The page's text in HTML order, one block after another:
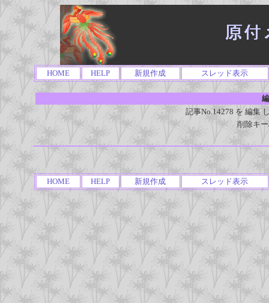
HOME HELP 新規作成 スレッド表示
記事No.14278 を 編集
削除キ
HOME HELP 新規作成 スレッド表示